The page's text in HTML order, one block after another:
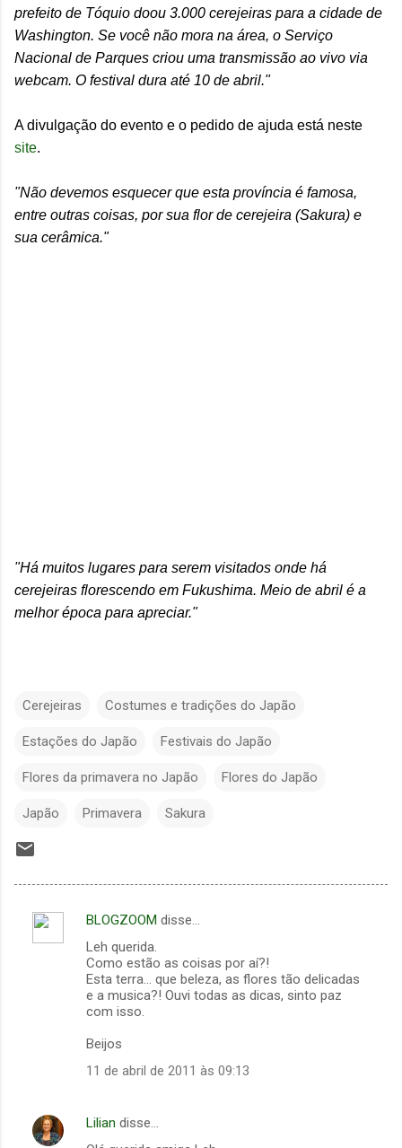
prefeito de Tóquio doou 3.000 cerejeiras para a cidade de
Washington. Se você não mora na área, o Serviço
Nacional de Parques criou uma transmissão ao vivo via
webcam. O festival dura até 10 de abril."
A divulgação do evento e o pedido de ajuda está neste
site.
"Não devemos esquecer que esta província é famosa,
entre outras coisas, por sua flor de cerejeira (Sakura) e
sua cerâmica."
"Há muitos lugares para serem visitados onde há
cerejeiras florescendo em Fukushima. Meio de abril é a
melhor época para apreciar."
Cerejeiras Costumes e tradições do Japão
Estações do Japão Festivais do Japão
Flores da primavera no Japão Flores do Japão
Japão Primavera Sakura
C
i
BLOGZOOM disse…
Leh querida.
Como estão as coisas por aí?!
Esta terra... que beleza, as flores tão delicadas
e a musica?! Ouvi todas as dicas, sinto paz
com isso.
Beijos
11 de abril de 2011 às 09:13
Lilian disse…